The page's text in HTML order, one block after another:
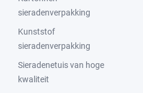
sieradenverpakking
Kunststof
sieradenverpakking
Sieradenetuis van hoge
kwaliteit